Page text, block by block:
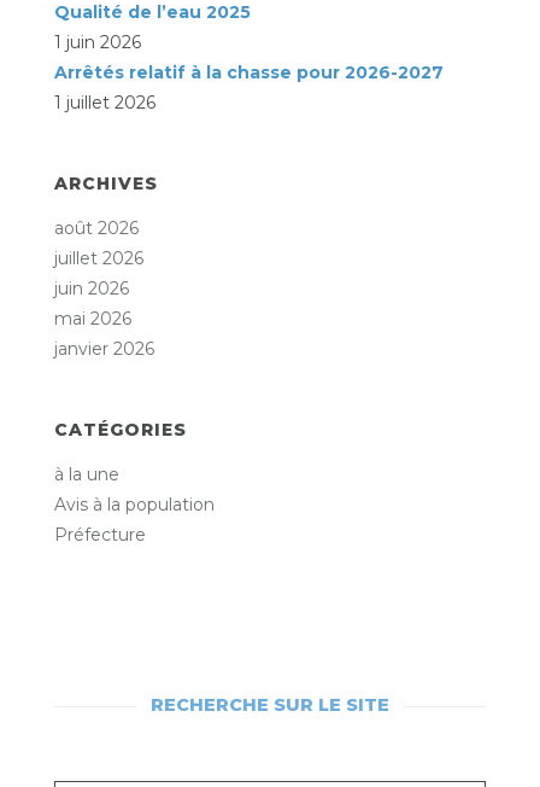
Qualité de l’eau 2025
1 juin 2026
Arrêtés relatif à la chasse pour 2026-2027
1 juillet 2026
ARCHIVES
août 2026
juillet 2026
juin 2026
mai 2026
janvier 2026
CATÉGORIES
à la une
Avis à la population
Préfecture
RECHERCHE SUR LE SITE
RECHERCHEZ